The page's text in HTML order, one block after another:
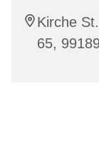
Kirche
65,